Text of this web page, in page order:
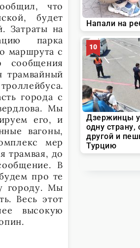
что
будет
Затраты на
парка
маршрута с
сообщения
трамвайный
города с
Мы
его, и
вагоны,
мер
трамвая, до
В
про те
городу. Мы
Весь этот
высокую